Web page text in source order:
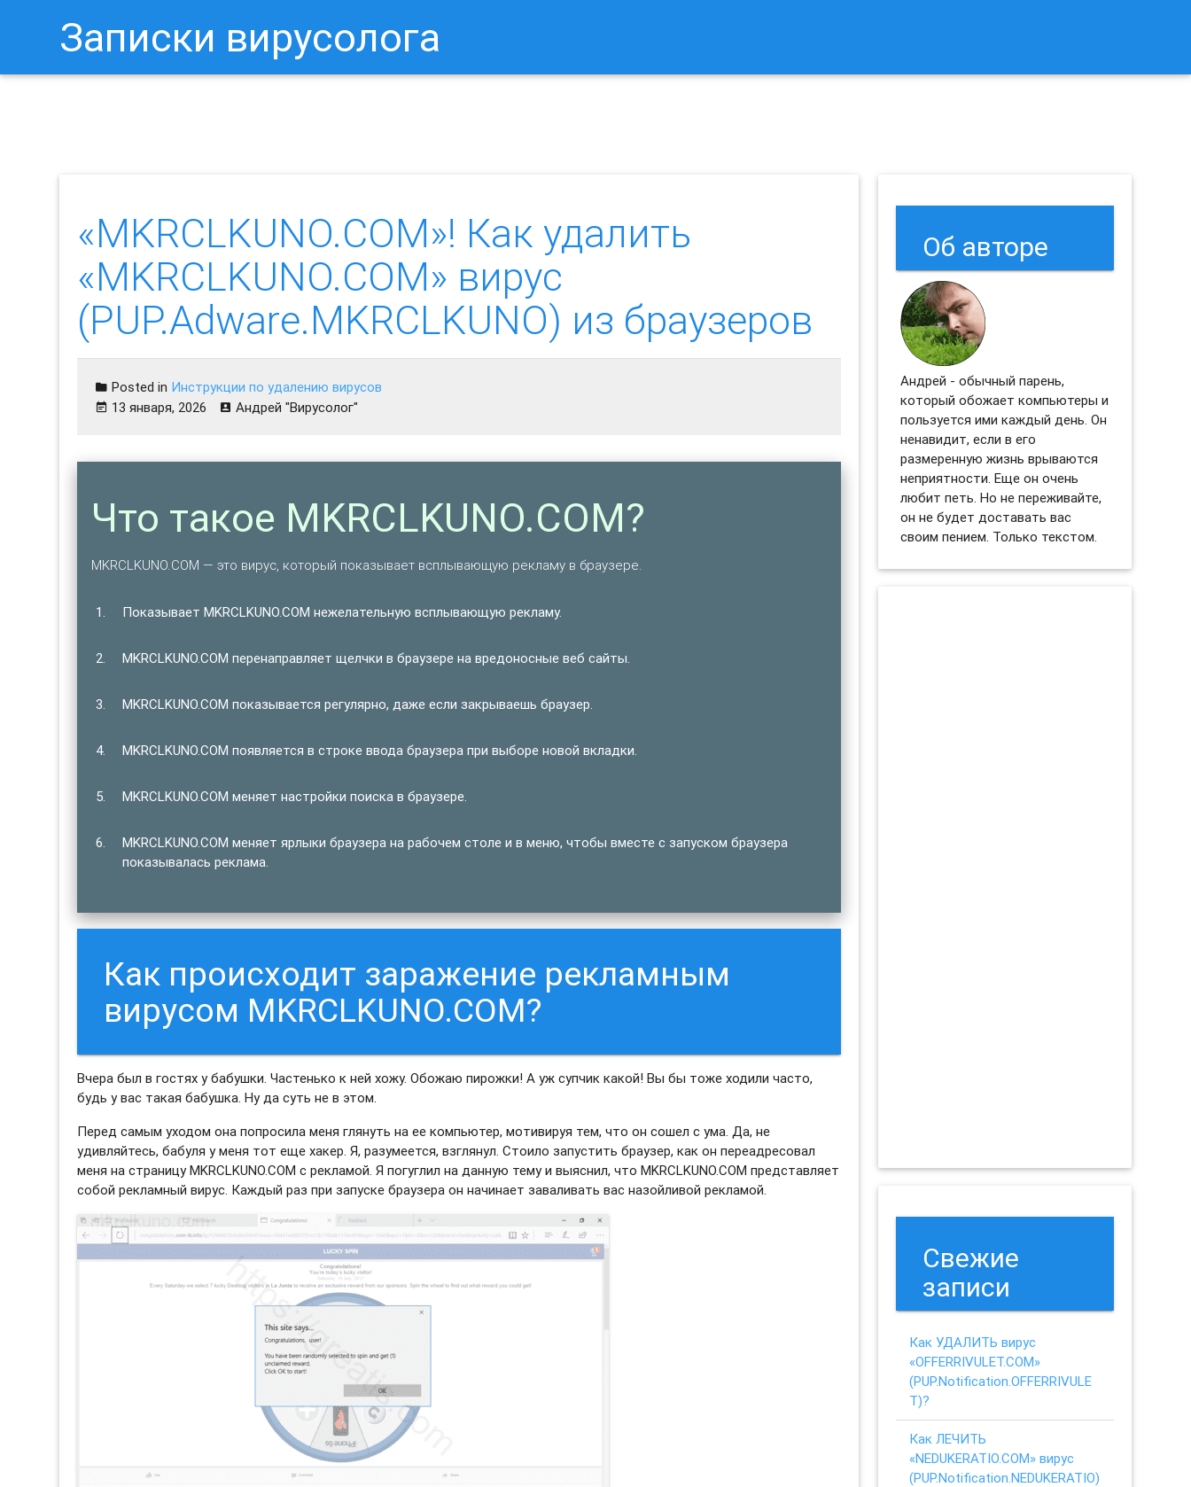
Записки вирусолога
«MKRCLKUNO.COM»! Как удалить
«MKRCLKUNO.COM» вирус
(PUP.Adware.MKRCLKUNO) из браузеров
Posted in Инструкции по удалению вирусов
13 января, 2026
Андрей "Вирусолог"
Что такое MKRCLKUNO.COM?
MKRCLKUNO.COM — это вирус, который показывает всплывающую рекламу в браузере.
Показывает MKRCLKUNO.COM нежелательную всплывающую рекламу.
MKRCLKUNO.COM перенаправляет щелчки в браузере на вредоносные веб сайты.
MKRCLKUNO.COM показывается регулярно, даже если закрываешь браузер.
MKRCLKUNO.COM появляется в строке ввода браузера при выборе новой вкладки.
MKRCLKUNO.COM меняет настройки поиска в браузере.
MKRCLKUNO.COM меняет ярлыки браузера на рабочем столе и в меню, чтобы вместе с запуском браузера
показывалась реклама.
Как происходит заражение рекламным
вирусом MKRCLKUNO.COM?
Вчера был в гостях у бабушки. Частенько к ней хожу. Обожаю пирожки! А уж супчик какой! Вы бы тоже ходили часто,
будь у вас такая бабушка. Ну да суть не в этом.
Перед самым уходом она попросила меня глянуть на ее компьютер, мотивируя тем, что он сошел с ума. Да, не
удивляйтесь, бабуля у меня тот еще хакер. Я, разумеется, взглянул. Стоило запустить браузер, как он переадресовал
меня на страницу MKRCLKUNO.COM с рекламой. Я погуглил на данную тему и выяснил, что MKRCLKUNO.COM представляет
собой рекламный вирус. Каждый раз при запуске браузера он начинает заваливать вас назойливой рекламой.
Об авторе
Андрей - обычный парень,
который обожает компьютеры и
пользуется ими каждый день. Он
ненавидит, если в его
размеренную жизнь врываются
неприятности. Еще он очень
любит петь. Но не переживайте,
он не будет доставать вас
своим пением. Только текстом.
Свежие
записи
Как УДАЛИТЬ вирус
«OFFERRIVULET.COM»
(PUP.Notification.OFFERRIVULE
T)?
Как ЛЕЧИТЬ
«NEDUKERATIO.COM» вирус
(PUP.Notification.NEDUKERATIO)